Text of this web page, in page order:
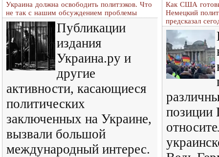
Украина должна освободить политзэков. Что
не так с нашим обсуждением проблемы
Публикации
издания
Украина.ру и
другие
активности, касающиеся
политических
заключенных на Украине,
вызвали большой
международный интерес.
Как США
Немецкий
предсказал
позиции